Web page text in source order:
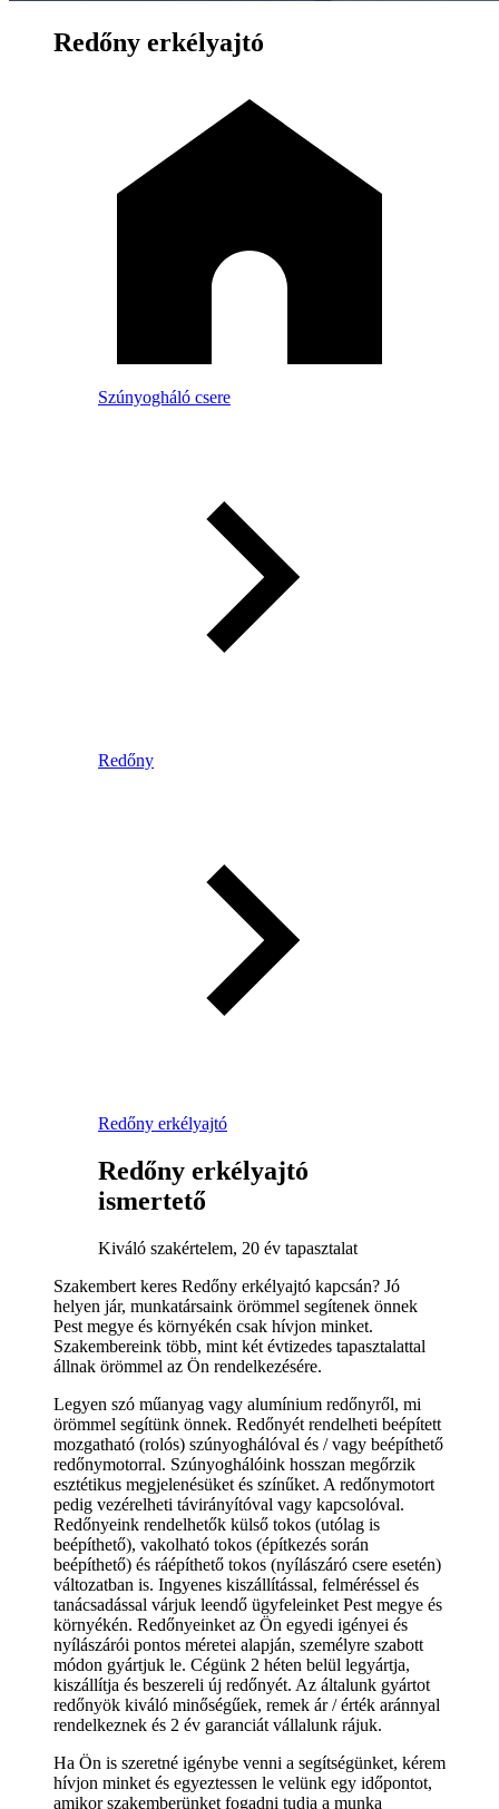
Redőny erkélyajtó
Szúnyogháló csere
Redőny
Redőny erkélyajtó
Redőny erkélyajtó
ismertető
Kiváló szakértelem, 20 év tapasztalat
Szakembert keres Redőny erkélyajtó kapcsán? Jó
helyen jár, munkatársaink örömmel segítenek önnek
Pest megye és környékén csak hívjon minket.
Szakembereink több, mint két évtizedes tapasztalattal
állnak örömmel az Ön rendelkezésére.
Legyen szó műanyag vagy alumínium redőnyről, mi
örömmel segítünk önnek. Redőnyét rendelheti beépített
mozgatható (rolós) szúnyoghálóval és / vagy beépíthető
redőnymotorral. Szúnyoghálóink hosszan megőrzik
esztétikus megjelenésüket és színűket. A redőnymotort
pedig vezérelheti távirányítóval vagy kapcsolóval.
Redőnyeink rendelhetők külső tokos (utólag is
beépíthető), vakolható tokos (építkezés során
beépíthető) és ráépíthető tokos (nyílászáró csere esetén)
változatban is. Ingyenes kiszállítással, felméréssel és
tanácsadással várjuk leendő ügyfeleinket Pest megye és
környékén. Redőnyeinket az Ön egyedi igényei és
nyílászárói pontos méretei alapján, személyre szabott
módon gyártjuk le. Cégünk 2 héten belül legyártja,
kiszállítja és beszereli új redőnyét. Az általunk gyártot
redőnyök kiváló minőségűek, remek ár / érték aránnyal
rendelkeznek és 2 év garanciát vállalunk rájuk.
Ha Ön is szeretné igénybe venni a segítségünket, kérem
hívjon minket és egyeztessen le velünk egy időpontot,
amikor szakemberünket fogadni tudja a munka